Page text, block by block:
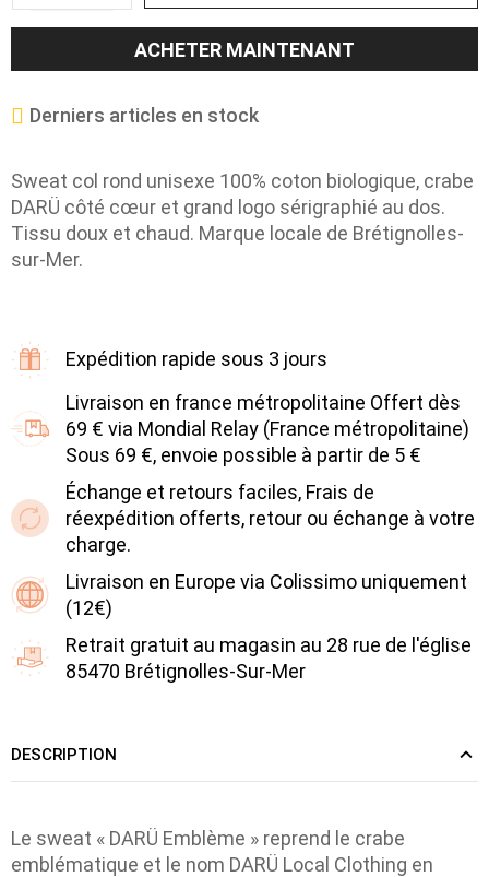
Sweat col rond unisexe 100% coton biologique, crabe
DARÜ côté cœur et grand logo sérigraphié au dos.
Tissu doux et chaud. Marque locale de Brétignolles-
sur-Mer.
ACHETER MAINTENANT
Derniers articles en stock
Expédition rapide sous 3 jours
Livraison en france métropolitaine Offert dès
69 € via Mondial Relay (France métropolitaine)
Sous 69 €, envoie possible à partir de 5 €
Échange et retours faciles, Frais de
réexpédition offerts, retour ou échange à votre
charge.
Livraison en Europe via Colissimo uniquement
(12€)
Retrait gratuit au magasin au 28 rue de l'église
85470 Brétignolles-Sur-Mer
DESCRIPTION
Le sweat « DARÜ Emblème » reprend le crabe
emblématique et le nom DARÜ Local Clothing en